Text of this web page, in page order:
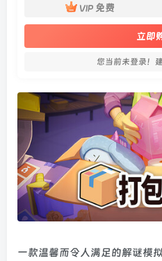
VIP 免费
立即
您当前未登录！
一款温馨而令人满足的解谜模